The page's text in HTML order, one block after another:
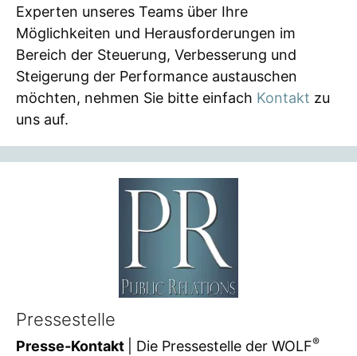
Experten unseres Teams über Ihre
Möglichkeiten und Herausforderungen im
Bereich der Steuerung, Verbesserung und
Steigerung der Performance austauschen
möchten, nehmen Sie bitte einfach Kontakt zu
uns auf.
Pressestelle
Presse-Kontakt | Die Pressestelle der WOLF®